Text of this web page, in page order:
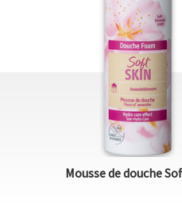
Mousse de douche